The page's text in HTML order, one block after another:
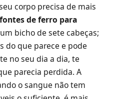
corpo precisa de mais
fontes de ferro para
bicho de sete cabeças;
do que parece e pode
no seu dia a dia, te
parecia perdida. A
o sangue não tem